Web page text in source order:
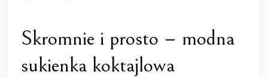
Skromnie i prosto – modna
sukienka koktajlowa